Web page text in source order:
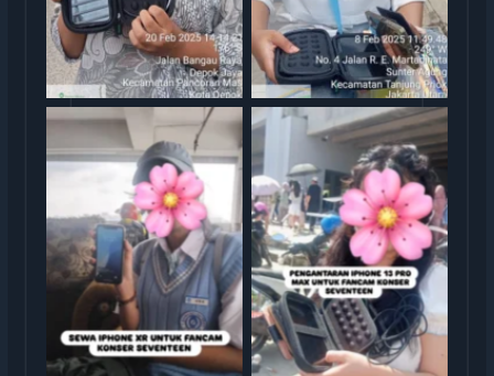
rental iphone jakarta rental iphone jakarta